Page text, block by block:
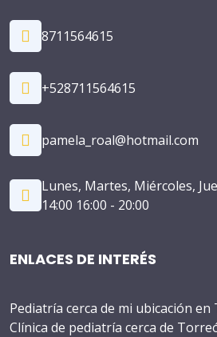
8711564615
+528711564615
pamela_roal@hotmail.com
Lunes, Martes, Miércoles,
14:00 16:00 - 20:00
ENLACES DE INTERÉS
Pediatría cerca de mi ubicación
Clínica de pediatría cerca de